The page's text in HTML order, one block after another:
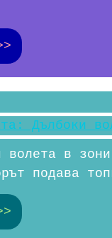
волета в
подава